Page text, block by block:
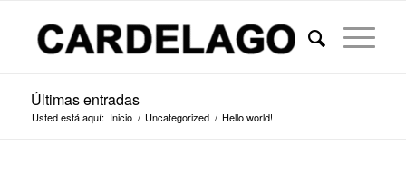
Últimas entradas
Usted está aquí: Inicio / Uncategorized / Hello world!